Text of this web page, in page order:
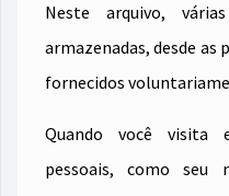
Neste arquivo,
armazenadas, desde as
fornecidos
Quando você visita
pessoais, como seu